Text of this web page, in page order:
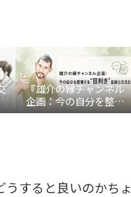
『雄介の縁チャンネル
企画：今の自分を整理
する“目利き”言語化交
すると良いのかちょ